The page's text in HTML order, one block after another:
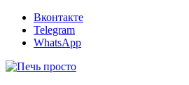
Вконтакте
Telegram
WhatsApp